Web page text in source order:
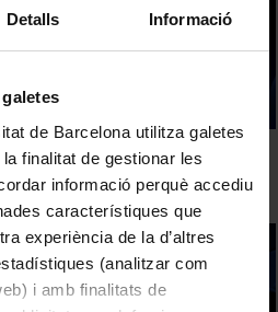
Detalls Informació
de Barcelona utilitza galetes
finalitat de gestionar les
informació perquè accediu
característiques que
experiència de la d’altres
(analitzar com
i amb finalitats de
i gastronómics no